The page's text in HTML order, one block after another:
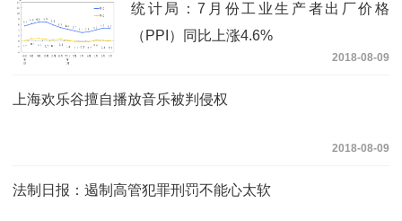
统计局：7月份工业生产者出厂价格
（PPI）同比上涨4.6%
2018-08-09
上海欢乐谷擅自播放音乐被判侵权
2018-08-09
法制日报：遏制高管犯罪刑罚不能心太软